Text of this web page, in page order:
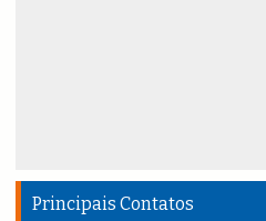
Principais Contatos